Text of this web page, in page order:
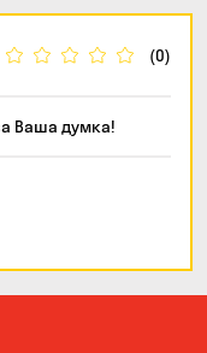
(0)
Ваша думка!